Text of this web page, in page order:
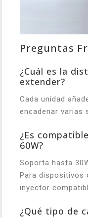
Preguntas
¿Cuál es la
extender?
Cada unidad
encadenar varias
¿Es
60W?
Soporta hasta
Para dispositivos
inyector
¿Qué tipo de